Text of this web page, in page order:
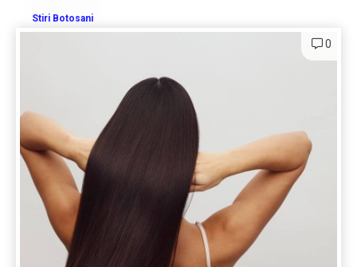
Stiri Botosani
0